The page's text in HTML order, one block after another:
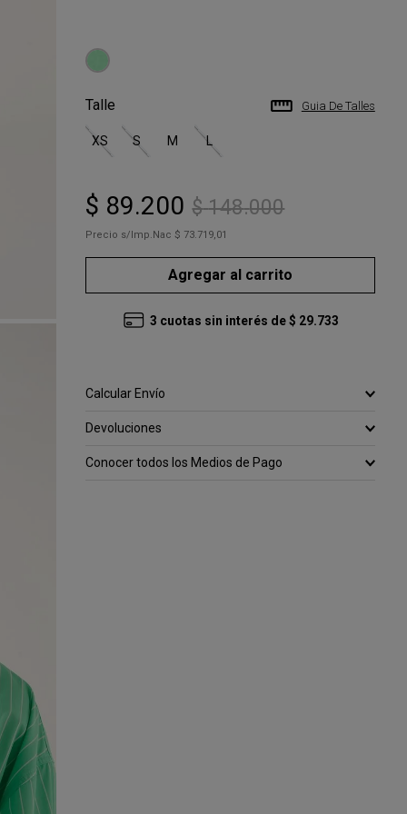
Talle
XS S M L
Guia De Talles
$ 89.200 $ 148.000
Precio s/Imp.Nac $ 73.719,01
Agregar al carrito
3 cuotas sin interés de $ 29.733
Calcular Envío
Devoluciones
Conocer todos los Medios de Pago